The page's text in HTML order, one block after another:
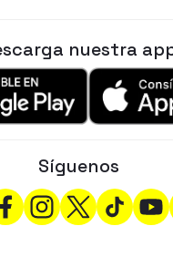
nuestra
Síguenos